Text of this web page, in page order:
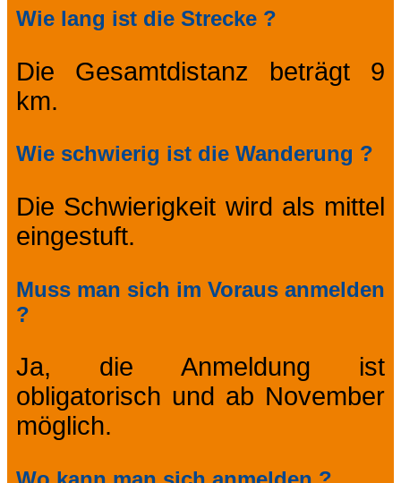
Wie lang ist die Strecke ?
Die Gesamtdistanz beträgt 9
km.
Wie schwierig ist die Wanderung ?
Die Schwierigkeit wird als mittel
eingestuft.
Muss man sich im Voraus anmelden
?
Ja, die Anmeldung ist
obligatorisch und ab November
möglich.